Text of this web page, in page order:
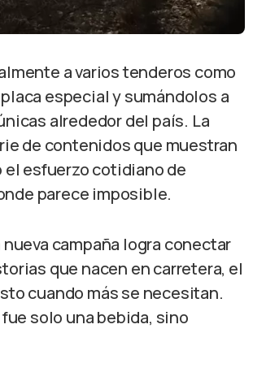
a varios tenderos como
especial y sumándolos a
alrededor del país. La
de contenidos que muestran
esfuerzo cotidiano de
parece imposible.
campaña logra conectar
que nacen en carretera, el
cuando más se necesitan.
solo una bebida, sino